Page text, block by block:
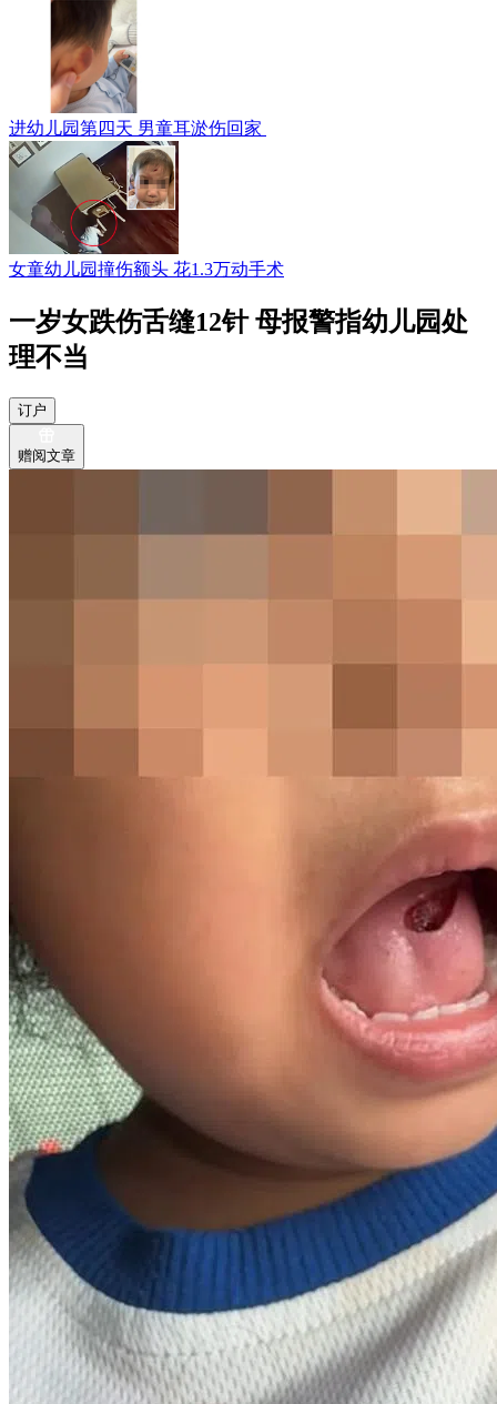
进幼儿园第四天 男童耳淤伤回家
女童幼儿园撞伤额头 花1.3万动手术
一岁女跌伤舌缝12针 母报警指幼儿园处
理不当
订户
赠阅文章